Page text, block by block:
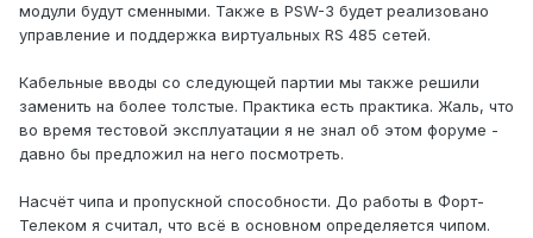
модули будут сменными. Также в PSW-3 будет реализовано
управление и поддержка виртуальных RS 485 сетей.
Кабельные вводы со следующей партии мы также решили
заменить на более толстые. Практика есть практика. Жаль, что
во время тестовой эксплуатации я не знал об этом форуме -
давно бы предложил на него посмотреть.
Насчёт чипа и пропускной способности. До работы в Форт-
Телеком я считал, что всё в основном определяется чипом.